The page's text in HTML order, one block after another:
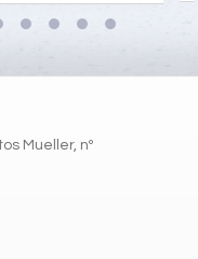
Mueller, nº